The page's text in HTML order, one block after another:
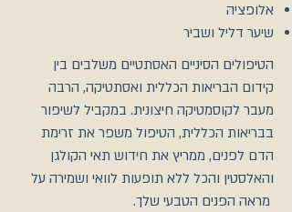
אלופציה
שיער דליל ושביר
הטיפולים הסיניים האסתטיים משלבים בין
קידום הבריאות הכללית ואסתטיקה, הרבה
מעבר לקוסמטיקה חיצונית. במקביל לשיפור
בבריאות הכללית, הטיפול משפר את זרימת
הדם לפנים, ממריץ את חידוש תאי הקולגן
והאלסטין והכל ללא תופעות לוואי ושמירה על
מראה הפנים הטבעי שלך.